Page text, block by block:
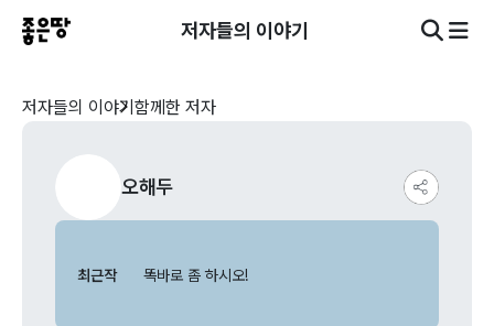
저자들의 이야기
저자들의 이야기 함께한 저자
오해두
최근작 똑바로 좀 하시오!